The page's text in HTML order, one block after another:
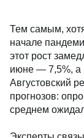
Тем самым,
начале
этот рост
июне — 7,5%, а
Августовский
прогнозов:
среднем